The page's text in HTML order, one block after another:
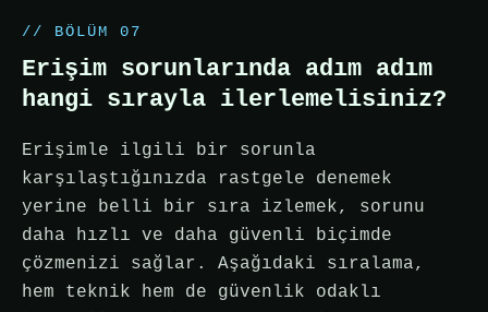
// BÖLÜM 07
Erişim sorunlarında adım adım
hangi sırayla ilerlemelisiniz?
Erişimle ilgili bir sorunla
karşılaştığınızda rastgele denemek
yerine belli bir sıra izlemek, sorunu
daha hızlı ve daha güvenli biçimde
çözmenizi sağlar. Aşağıdaki sıralama,
hem teknik hem de güvenlik odaklı